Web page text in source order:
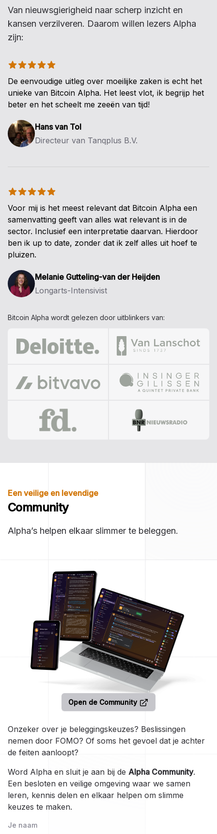
Van nieuwsgierigheid naar scherp inzicht en
kansen verzilveren. Daarom willen lezers Alpha
zijn:
5 uit 5 sterren
De eenvoudige uitleg over moeilijke zaken is echt het
unieke van Bitcoin Alpha. Het leest vlot, ik begrijp het
beter en het scheelt me zeeën van tijd!
Hans van Tol
Directeur van Tanqplus B.V.
5 uit 5 sterren
Voor mij is het meest relevant dat Bitcoin Alpha een
samenvatting geeft van alles wat relevant is in de
sector. Inclusief een interpretatie daarvan. Hierdoor
ben ik up to date, zonder dat ik zelf alles uit hoef te
pluizen.
Melanie Gutteling-van der Heijden
Longarts-Intensivist
Bitcoin Alpha wordt gelezen door uitblinkers van:
Een veilige en levendige
Community
Alpha’s helpen elkaar slimmer te beleggen.
Open de Community
Onzeker over je beleggingskeuzes? Beslissingen
nemen door FOMO? Of soms het gevoel dat je achter
de feiten aanloopt?
Word Alpha en sluit je aan bij de Alpha Community.
Een besloten en veilige omgeving waar we samen
leren, kennis delen en elkaar helpen om slimme
keuzes te maken.
Je naam